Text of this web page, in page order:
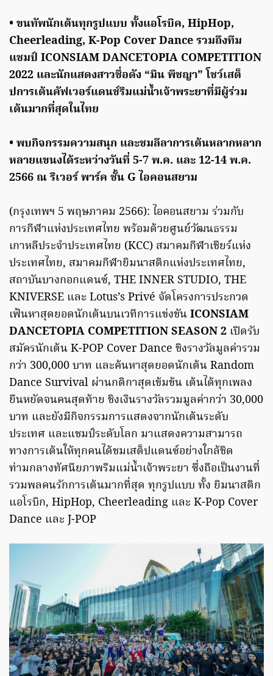
• ขนทัพนักเต้นทุกรูปแบบ ทั้งแอโรบิค, HipHop,
Cheerleading, K-Pop Cover Dance รวมถึงทีม
แชมป์ ICONSIAM DANCETOPIA COMPETITION
2022 และนักแสดงสาวชื่อดัง “มิน พีชญา” โชว์เสต็
ปการเต้นคัฟเวอร์แดนช์ริมแม่น้ำเจ้าพระยาที่มีผู้ร่วม
เต้นมากที่สุดในไทย
• พบกิจกรรมความสนุก และชมลีลาการเต้นหลากหลาก
หลายแขนงได้ระหว่างวันที่ 5-7 พ.ค. และ 12-14 พ.ค.
2566 ณ ริเวอร์ พาร์ค ชั้น G ไอคอนสยาม
(กรุงเทพฯ 5 พฤษภาคม 2566): ไอคอนสยาม ร่วมกับ
การกีฬาแห่งประเทศไทย พร้อมด้วยศูนย์วัฒนธรรม
เกาหลีประจำประเทศไทย (KCC) สมาคมกีฬาเชียร์แห่ง
ประเทศไทย, สมาคมกีฬายิมนาสติกแห่งประเทศไทย,
สถาบันบางกอกแดนซ์, THE INNER STUDIO, THE
KNIVERSE และ Lotus’s Privé จัดโครงการประกวด
เฟ้นหาสุดยอดนักเต้นบนเวทีการแข่งขันICONSIAM
DANCETOPIA COMPETITION SEASON 2 เปิดรับ
สมัครนักเต้น K-POP Cover Dance ชิงรางวัลมูลค่ารวม
กว่า 300,000 บาท และค้นหาสุดยอดนักเต้น Random
Dance Survival ผ่านกติกาสุดเข้มข้น เต้นได้ทุกเพลง
ยืนหยัดจนคนสุดท้าย ชิงเงินรางวัลรวมมูลค่ากว่า 30,000
บาท และยังมีกิจกรรมการแสดงจากนักเต้นระดับ
ประเทศ และแชมป์ระดับโลก มาแสดงความสามารถ
ทางการเต้นให้ทุกคนได้ชมเสต็ปแดนซ์อย่างใกล้ชิด
ท่ามกลางทัศนียภาพริมแม่น้ำเจ้าพระยา ซึ่งถือเป็นงานที่
รวมพลคนรักการเต้นมากที่สุด ทุกรูปแบบ ทั้ง ยิมนาสติก
แอโรบิก, HipHop, Cheerleading และ K-Pop Cover
Dance และ J-POP